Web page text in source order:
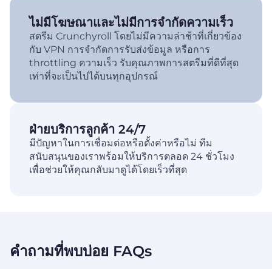
ไม่มีโฆษณาและไม่มีการจำกัดความเร็ว
สตรีม Crunchyroll โดยไม่มีความล่าช้าที่เกี่ยวข้อง
กับ VPN การจำกัดการรับส่งข้อมูล หรือการ
throttling ความเร็ว รับคุณภาพการสตรีมที่ดีที่สุด
เท่าที่จะเป็นไปได้บนทุกอุปกรณ์
ฝ่ายบริการลูกค้า 24/7
มีปัญหาในการเชื่อมต่อหรือตั้งค่าหรือไม่ ทีม
สนับสนุนของเราพร้อมให้บริการตลอด 24 ชั่วโมง
เพื่อช่วยให้คุณกลับมาดูได้โดยเร็วที่สุด
คำถามที่พบบ่อย FAQs